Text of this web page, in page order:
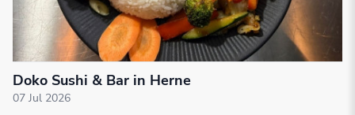
Doko Sushi & Bar in Herne
07 Jul 2026